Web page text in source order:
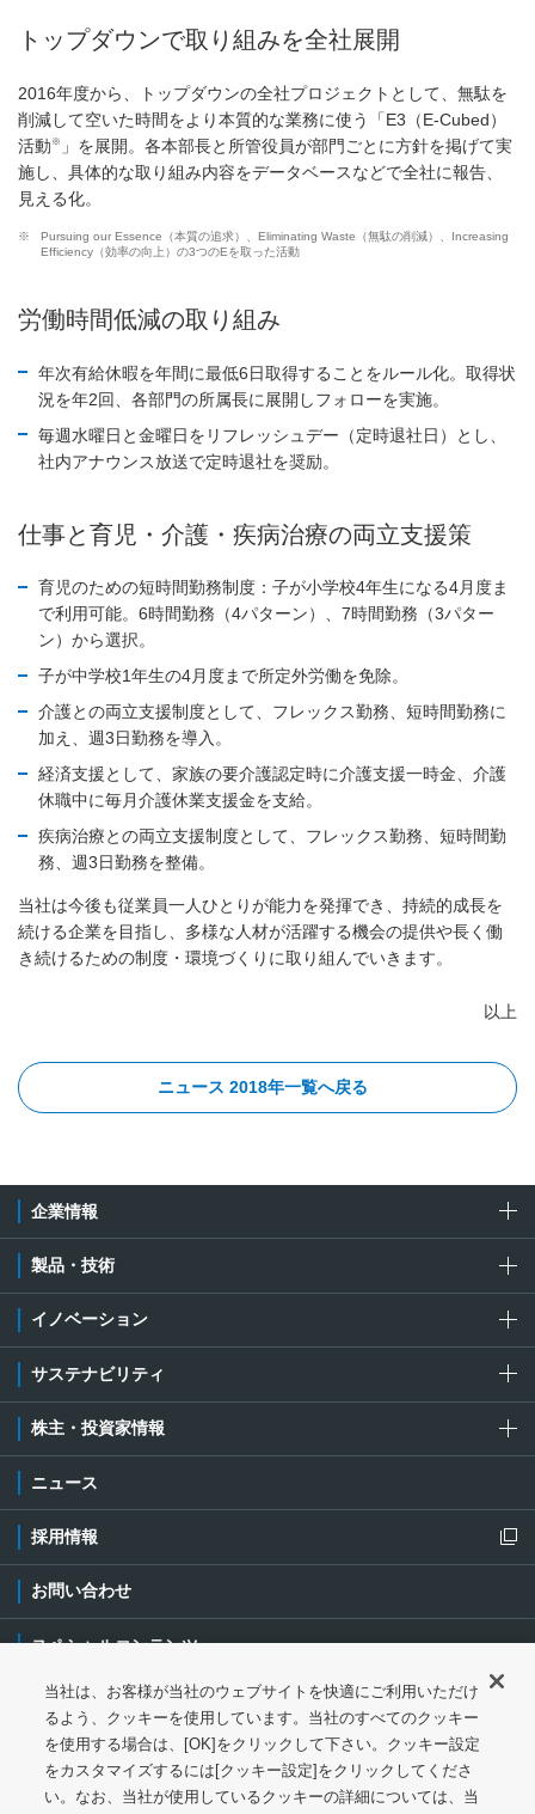
トップダウンで取り組みを全社展開
2016年度から、トップダウンの全社プロジェクトとして、無駄を
削減して空いた時間をより本質的な業務に使う「E3（E-Cubed）
活動 ※ 」を展開。各本部長と所管役員が部門ごとに方針を掲げて実
施し、具体的な取り組み内容をデータベースなどで全社に報告、
見える化。
※
Pursuing our Essence（本質の追求）、Eliminating Waste（無駄の削減）、Increasing
Efficiency（効率の向上）の3つのEを取った活動
労働時間低減の取り組み
年次有給休暇を年間に最低6日取得することをルール化。取得状
況を年2回、各部門の所属長に展開しフォローを実施。
毎週水曜日と金曜日をリフレッシュデー（定時退社日）とし、
社内アナウンス放送で定時退社を奨励。
仕事と育児・介護・疾病治療の両立支援策
育児のための短時間勤務制度：子が小学校4年生になる4月度ま
で利用可能。6時間勤務（4パターン）、7時間勤務（3パター
ン）から選択。
子が中学校1年生の4月度まで所定外労働を免除。
介護との両立支援制度として、フレックス勤務、短時間勤務に
加え、週3日勤務を導入。
経済支援として、家族の要介護認定時に介護支援一時金、介護
休職中に毎月介護休業支援金を支給。
疾病治療との両立支援制度として、フレックス勤務、短時間勤
務、週3日勤務を整備。
当社は今後も従業員一人ひとりが能力を発揮でき、持続的成長を
続ける企業を目指し、多様な人材が活躍する機会の提供や長く働
き続けるための制度・環境づくりに取り組んでいきます。
以上
ニュース 2018年一覧へ戻る
企業情報
製品・技術
イノベーション
サステナビリティ
株主・投資家情報
ニュース
採用情報
新規ウィンドウを開きます
お問い合わせ
スペシャルコンテンツ
ご利用条件・ご注意 プライバシーポリシー
ソーシャルメディアポリシー クッキーポリシー
特定個人情報等の基本方針 ウェブアクセシビリティ対応
当社は、お客様が当社のウェブサイトを快適にご利用いただけ
るよう、クッキーを使用しています。当社のすべてのクッキー
を使用する場合は、[OK]をクリックして下さい。クッキー設定
をカスタマイズするには[クッキー設定]をクリックしてくださ
い。なお、当社が使用しているクッキーの詳細については、当